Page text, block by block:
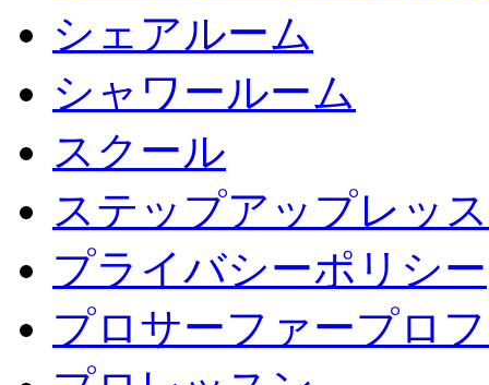
シェアルーム
シャワールーム
スクール
ステップアップレッ
プライバシーポリシー
プロサーファープロ